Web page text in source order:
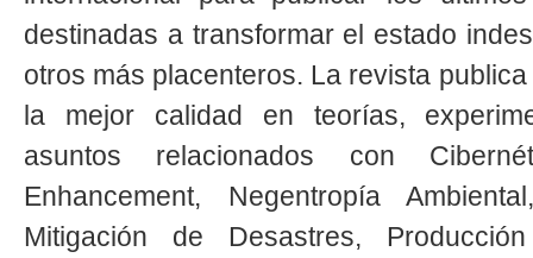
destinadas a transformar el estado
otros más placenteros. La revista
la mejor calidad en teorías,
asuntos relacionados con
Enhancement, Negentropía
Mitigación de Desastres,